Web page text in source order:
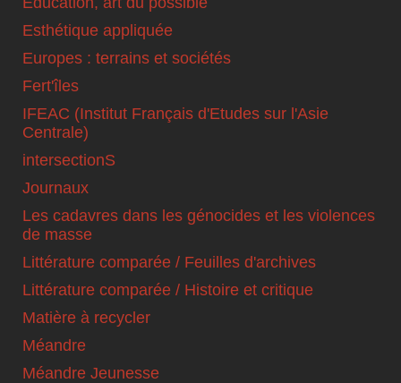
Esthétique appliquée
Europes : terrains et sociétés
Fert'îles
IFEAC (Institut Français d'Etudes sur l'Asie
Centrale)
intersectionS
Journaux
Les cadavres dans les génocides et les violences
de masse
Littérature comparée / Feuilles d'archives
Littérature comparée / Histoire et critique
Matière à recycler
Méandre
Méandre Jeunesse